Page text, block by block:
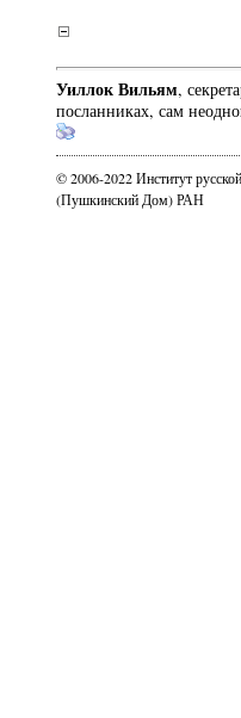
Уиллок Вильям,
посланниках, сам
© 2006-2022 Институт
(Пушкинский Дом) РАН